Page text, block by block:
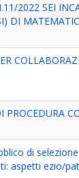
2022 SEI
DI
PROCEDURA
di
aspetti ezio/